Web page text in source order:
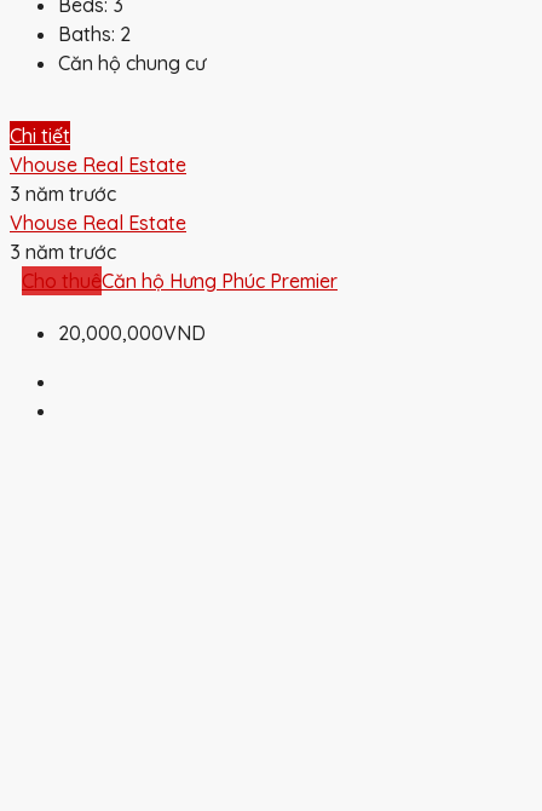
Beds: 3
Baths: 2
Căn hộ chung cư
Chi tiết
Vhouse Real Estate
3 năm trước
Vhouse Real Estate
3 năm trước
Cho thuêCăn hộ Hưng Phúc Premier
20,000,000VND